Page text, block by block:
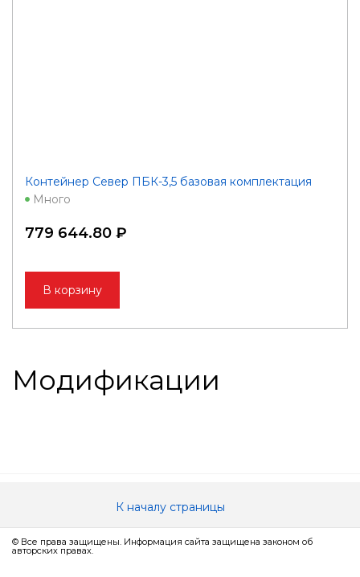
Контейнер Север ПБК-3,5 базовая комплектация
Много
779 644.80 ₽
В корзину
Модификации
К началу страницы
© Все права защищены. Информация сайта защищена законом об
авторских правах.